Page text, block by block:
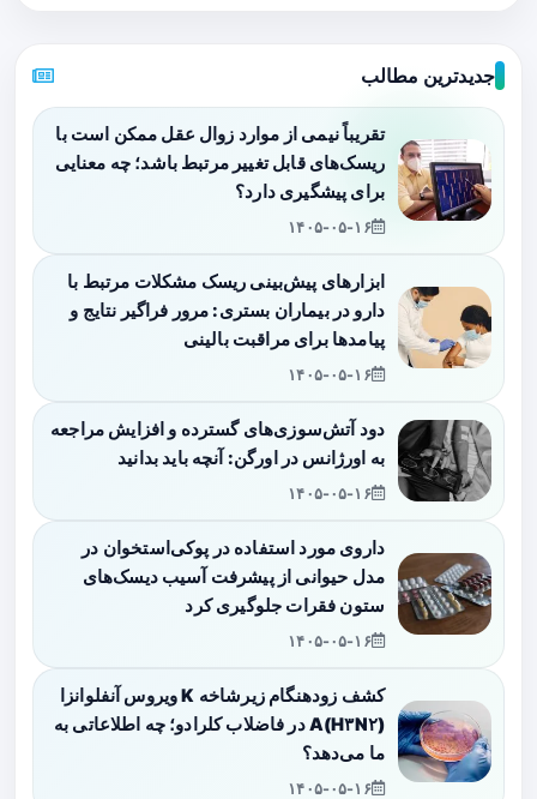
جدیدترین مطالب
تقریباً نیمی از موارد زوال عقل ممکن است با
ریسک‌های قابل تغییر مرتبط باشد؛ چه معنایی
برای پیشگیری دارد؟
۱۴۰۵-۰۵-۱۶
ابزارهای پیش‌بینی ریسک مشکلات مرتبط با
دارو در بیماران بستری: مرور فراگیر نتایج و
پیامدها برای مراقبت بالینی
۱۴۰۵-۰۵-۱۶
دود آتش‌سوزی‌های گسترده و افزایش مراجعه
به اورژانس در اورگن: آنچه باید بدانید
۱۴۰۵-۰۵-۱۶
داروی مورد استفاده در پوکی‌استخوان در
مدل حیوانی از پیشرفت آسیب دیسک‌های
ستون فقرات جلوگیری کرد
۱۴۰۵-۰۵-۱۶
کشف زودهنگام زیرشاخه K ویروس آنفلوانزا
A(H۳N۲) در فاضلاب کلرادو؛ چه اطلاعاتی به
ما می‌دهد؟
۱۴۰۵-۰۵-۱۶